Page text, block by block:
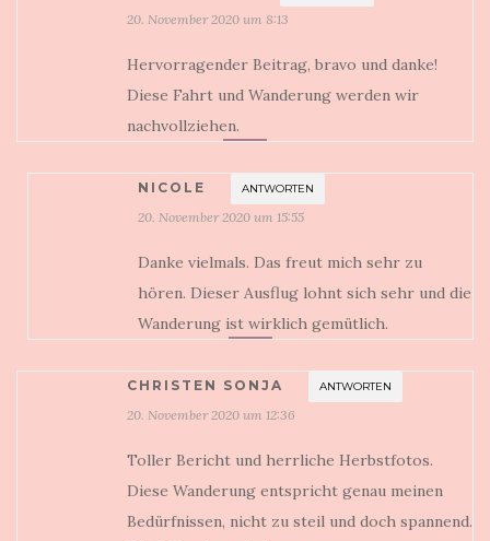
20. November 2020 um 8:13
Hervorragender Beitrag, bravo und danke!
Diese Fahrt und Wanderung werden wir
nachvollziehen.
NICOLE ANTWORTEN
20. November 2020 um 15:55
Danke vielmals. Das freut mich sehr zu
hören. Dieser Ausflug lohnt sich sehr und die
Wanderung ist wirklich gemütlich.
CHRISTEN SONJA ANTWORTEN
20. November 2020 um 12:36
Toller Bericht und herrliche Herbstfotos.
Diese Wanderung entspricht genau meinen
Bedürfnissen, nicht zu steil und doch spannend.